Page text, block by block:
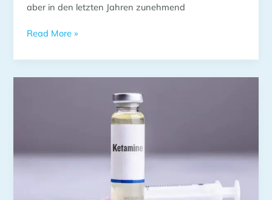
aber in den letzten Jahren zunehmend
Read More »
Ein